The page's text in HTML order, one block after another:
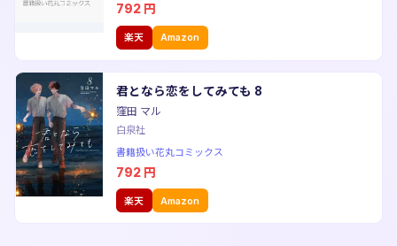
792 円
楽天 Amazon
君となら恋をしてみても 8
窪田 マル
白泉社
書籍扱い花丸コミックス
792 円
楽天 Amazon